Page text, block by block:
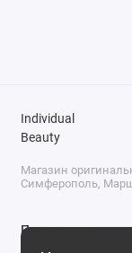
Individual
Beauty
Магазин
Симферополь,
Поддержка